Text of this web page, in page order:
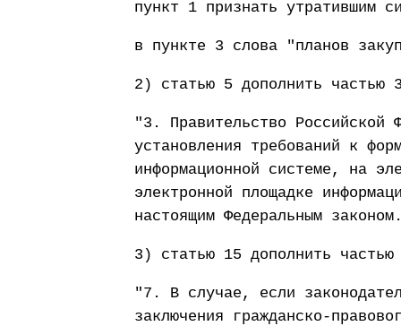
пункт 1 признать утратившим
в пункте 3 слова "планов
2) статью 5 дополнить частью
"3. Правительство Российской
установления требований к
информационной системе, на
электронной площадке
настоящим Федеральным
3) статью 15 дополнить
"7. В случае, если
заключения гражданско-